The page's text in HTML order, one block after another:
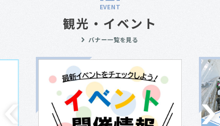
EVENT
観光・イベント
バナー一覧を見る